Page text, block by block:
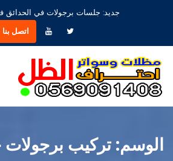
مظلات جلسات حدائق أشكال مودرن
اتصل بنا
الوسم: تركيب